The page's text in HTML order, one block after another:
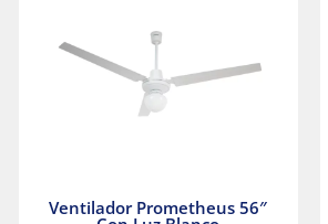
Ventilador Prometheus 56″